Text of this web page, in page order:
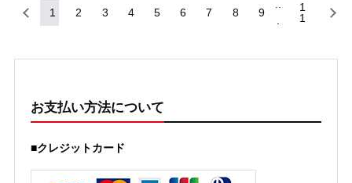
1 2 3 4 5 6 7 8 9
1
1
お支払い方法について
■クレジットカード